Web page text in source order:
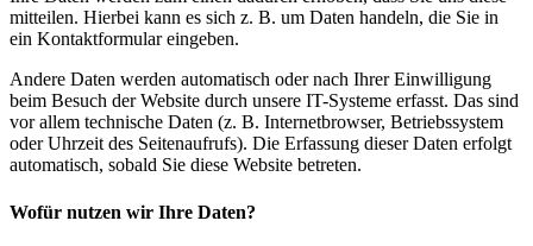
mitteilen. Hierbei kann es sich z. B. um Daten handeln, die Sie in
ein Kontaktformular eingeben.
Andere Daten werden automatisch oder nach Ihrer Einwilligung
beim Besuch der Website durch unsere IT-Systeme erfasst. Das sind
vor allem technische Daten (z. B. Internetbrowser, Betriebssystem
oder Uhrzeit des Seitenaufrufs). Die Erfassung dieser Daten erfolgt
automatisch, sobald Sie diese Website betreten.
Wofür nutzen wir Ihre Daten?